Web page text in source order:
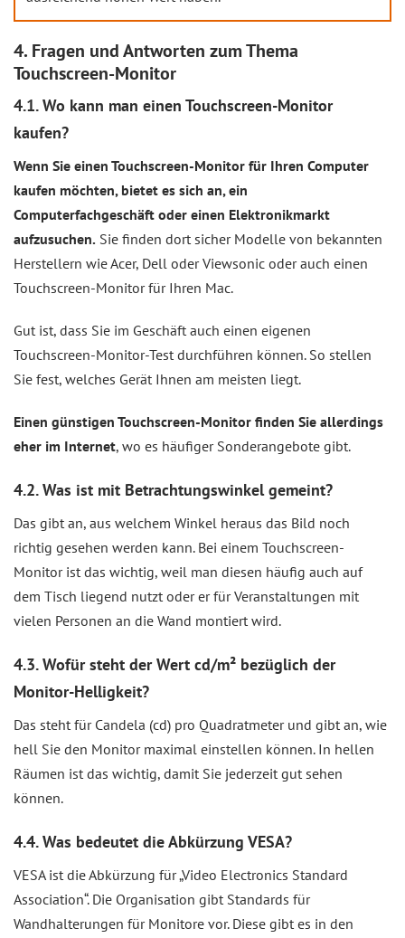
4. Fragen und Antworten zum Thema
Touchscreen-Monitor
4.1. Wo kann man einen Touchscreen-Monitor
kaufen?
Wenn Sie einen Touchscreen-Monitor für Ihren Computer
kaufen möchten, bietet es sich an, ein
Computerfachgeschäft oder einen Elektronikmarkt
aufzusuchen. Sie finden dort sicher Modelle von bekannten
Herstellern wie Acer, Dell oder Viewsonic oder auch einen
Touchscreen-Monitor für Ihren Mac.
Gut ist, dass Sie im Geschäft auch einen eigenen
Touchscreen-Monitor-Test durchführen können. So stellen
Sie fest, welches Gerät Ihnen am meisten liegt.
Einen günstigen Touchscreen-Monitor finden Sie allerdings
eher im Internet, wo es häufiger Sonderangebote gibt.
4.2. Was ist mit Betrachtungswinkel gemeint?
Das gibt an, aus welchem Winkel heraus das Bild noch
richtig gesehen werden kann. Bei einem Touchscreen-
Monitor ist das wichtig, weil man diesen häufig auch auf
dem Tisch liegend nutzt oder er für Veranstaltungen mit
vielen Personen an die Wand montiert wird.
4.3. Wofür steht der Wert cd/m² bezüglich der
Monitor-Helligkeit?
Das steht für Candela (cd) pro Quadratmeter und gibt an, wie
hell Sie den Monitor maximal einstellen können. In hellen
Räumen ist das wichtig, damit Sie jederzeit gut sehen
können.
4.4. Was bedeutet die Abkürzung VESA?
VESA ist die Abkürzung für „Video Electronics Standard
Association“. Die Organisation gibt Standards für
Wandhalterungen für Monitore vor. Diese gibt es in den